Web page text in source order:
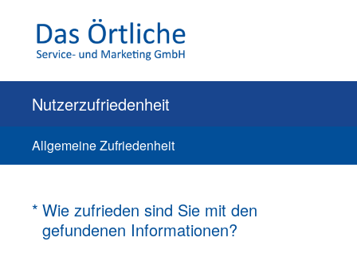
Nutzerzufriedenheit
Allgemeine Zufriedenheit
* Wie zufrieden sind Sie mit den
gefundenen Informationen?
(Erforderlich.)